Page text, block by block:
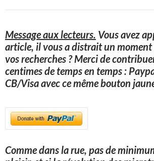
Message aux lecteurs. Vous avez
article, il vous a distrait un moment
vos recherches ? Merci de
centimes de temps en temps :
CB/Visa avec ce même bouton
Comme dans la rue, pas de